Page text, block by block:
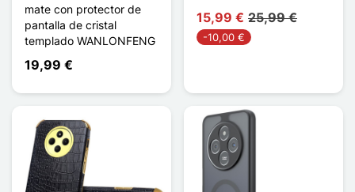
mate con protector de
pantalla de cristal
templado WANLONFENG
19,99 €
15,99 € 25,99 €
-10,00 €